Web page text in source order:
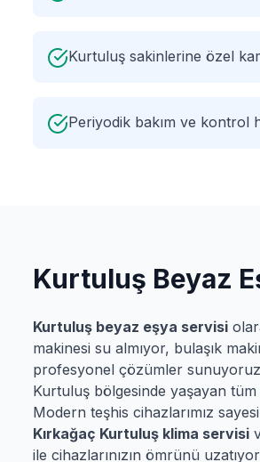
Kurtuluş sakinlerine özel
Periyodik bakım ve kontrol
Kurtuluş Beyaz
Kurtuluş beyaz eşya servisi
makinesi su almıyor, bulaşık
profesyonel çözümler
Kurtuluş bölgesinde yaşayan tüm
Modern teşhis cihazlarımız
Kırkağaç Kurtuluş klima servisi
ile cihazlarınızın ömrünü